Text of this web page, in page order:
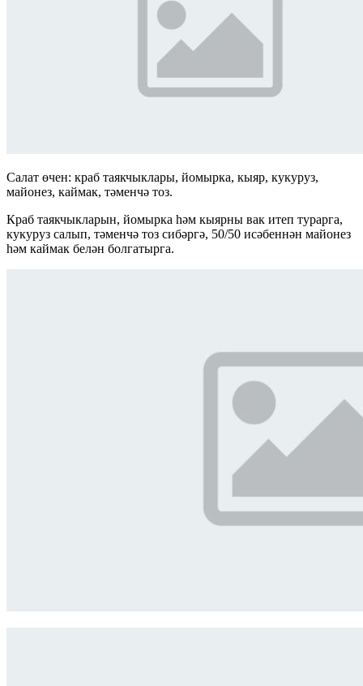
Салат өчен: краб таякчыклары, йомырка, кыяр, кукуруз,
майонез, каймак, тәменчә тоз.
Краб таякчыкларын, йомырка һәм кыярны вак итеп турарга,
кукуруз салып, тәменчә тоз сибәргә, 50/50 исәбеннән майонез
һәм каймак белән болгатырга.